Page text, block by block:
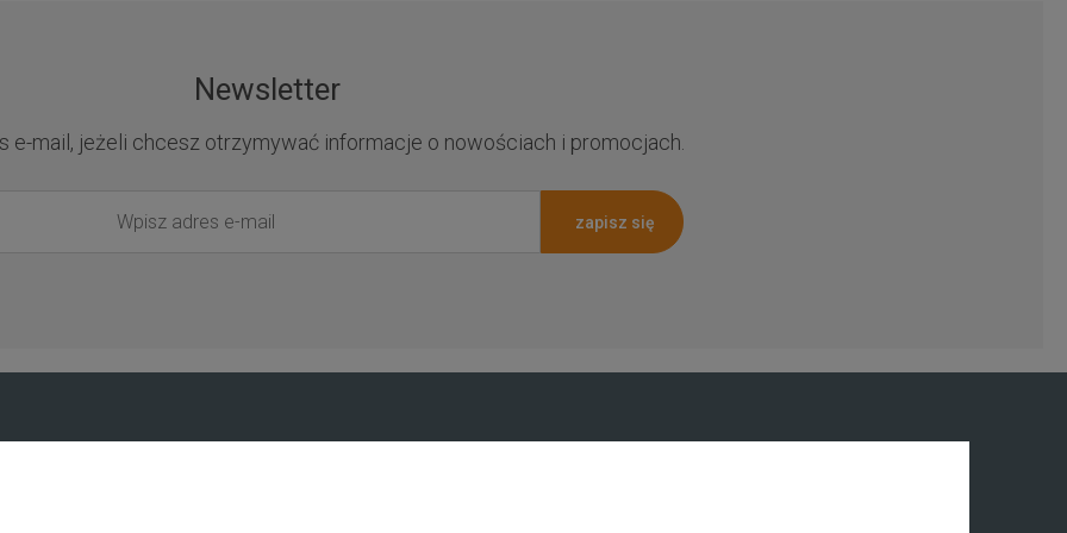
Newsletter
e-mail, jeżeli chcesz otrzymywać informacje o nowościach i promocjach.
zapisz się